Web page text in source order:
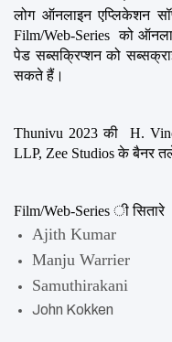
लोग ऑनलाइन एप्लिकेशन
Film/Web-Series  को
पेड सब्सक्रिप्शन को
सकते हैं।
Thunivu 2023 की  H.
LLP, Zee Studios के बैनर
Film/Web-Series ी सितारे
Ajith Kumar
Manju Warrier
Samuthirakani
John Kokken